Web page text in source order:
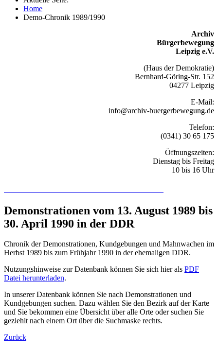
Home |
Demo-Chronik 1989/1990
Archiv
Bürgerbewegung
Leipzig e.V.
(Haus der Demokratie)
Bernhard-Göring-Str. 152
04277 Leipzig
E-Mail:
info@archiv-buergerbewegung.de
Telefon:
(0341) 30 65 175
Öffnungszeiten:
Dienstag bis Freitag
10 bis 16 Uhr
Demonstrationen vom 13. August 1989 bis
30. April 1990 in der DDR
Chronik der Demonstrationen, Kundgebungen und Mahnwachen im
Herbst 1989 bis zum Frühjahr 1990 in der ehemaligen DDR.
Nutzungshinweise zur Datenbank können Sie sich hier als PDF
Datei herunterladen.
In unserer Datenbank können Sie nach Demonstrationen und
Kundgebungen suchen. Dazu wählen Sie den Bezirk auf der Karte
und Sie bekommen eine Übersicht über alle Orte oder suchen Sie
geziehlt nach einem Ort über die Suchmaske rechts.
Zurück